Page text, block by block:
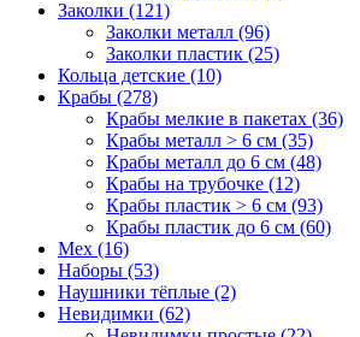
Заколки (121)
Заколки металл (96)
Заколки пластик (25)
Кольца детские (10)
Крабы (278)
Крабы мелкие в пакетах (36)
Крабы металл > 6 см (35)
Крабы металл до 6 см (48)
Крабы на трубочке (12)
Крабы пластик > 6 см (93)
Крабы пластик до 6 см (60)
Мех (16)
Наборы (53)
Наушники тёплые (2)
Невидимки (62)